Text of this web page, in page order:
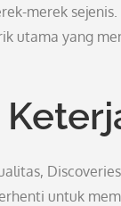
merek
utama yang
untuk